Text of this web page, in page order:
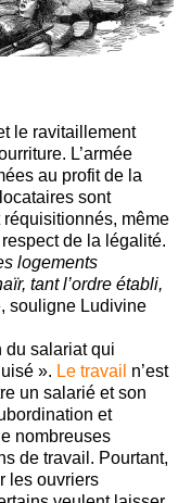
le ravitaillement
L’armée
au profit de la
sont
même
de la légalité.
logements
tant l’ordre établi,
souligne Ludivine
du salariat qui
». Le travail n’est
un salarié et son
et
nombreuses
de travail. Pourtant,
les ouvriers